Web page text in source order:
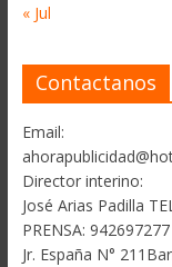
« Jul
Contactanos
Email:
Director interino:
José Arias Padilla
PRENSA:
Jr. España N°